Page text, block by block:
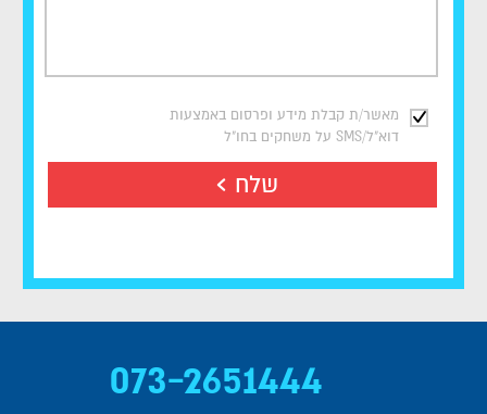
מאשר/ת קבלת מידע ופרסום באמצעות
דוא"ל/SMS על משחקים בחו"ל
שלח
073-2651444